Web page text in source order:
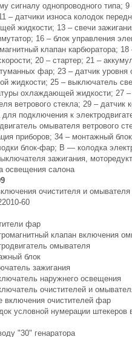
сигналу однопроводного типа;
– датчики износа колодок
жидкости; 13 – свечи
16 – блок управления
клапан карбюратора;
20 – стартер; 21 –
фар; 23 – датчик
жидкости; 25 – выключатель
охлаждающей жидкости; 27
ветрового стекла; 29 –
для подключения к
омывателя ветрового
приборов; 34 – монтажный
блок-фар; В — колодка
зажигания,
освещения салона
очистителя и
60
фар
клапан включения
омывателя
блок
зажигания
наружнего освещения
очистителей и
включения очистителей фар
условной нумерации штекеров
"30" генаратора